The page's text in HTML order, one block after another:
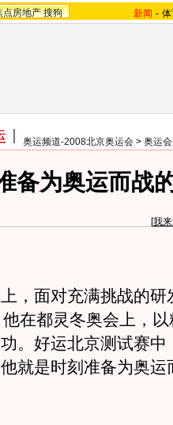
点房地产 搜狗 新闻 -
奥运频道-2008北京奥运会 > 奥运
为奥运而战
[我
面对充满挑战的研
在都灵冬奥会上，
。好运北京测试赛中
就是时刻准备为奥运